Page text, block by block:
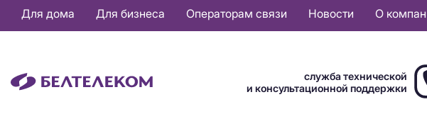
Основная
навигация
Для дома Для бизнеса Операторам связи Новости О
служба технической
и консультационной поддержки